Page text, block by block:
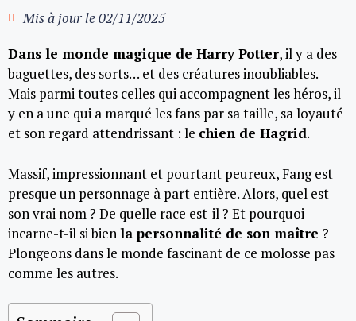
Mis à jour le02/11/2025
Dans le monde magique de Harry Potter, il y a des
baguettes, des sorts… et des créatures inoubliables.
Mais parmi toutes celles qui accompagnent les héros, il
y en a une qui a marqué les fans par sa taille, sa loyauté
et son regard attendrissant : le chien de Hagrid.
Massif, impressionnant et pourtant peureux, Fang est
presque un personnage à part entière. Alors, quel est
son vrai nom ? De quelle race est-il ? Et pourquoi
incarne-t-il si bienla personnalité de son maître ?
Plongeons dans le monde fascinant de ce molosse pas
comme les autres.